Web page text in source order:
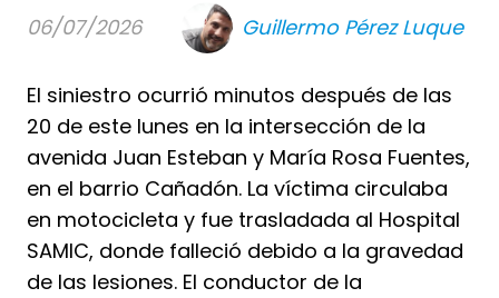
El siniestro ocurrió minutos después de las
20 de este lunes en la intersección de la
avenida Juan Esteban y María Rosa Fuentes,
en el barrio Cañadón. La víctima circulaba
en motocicleta y fue trasladada al Hospital
SAMIC, donde falleció debido a la gravedad
de las lesiones. El conductor de la
06/07/2026 Guillermo Pérez Luque